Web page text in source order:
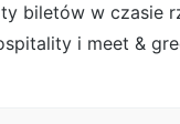
biletów w czasie
i meet &